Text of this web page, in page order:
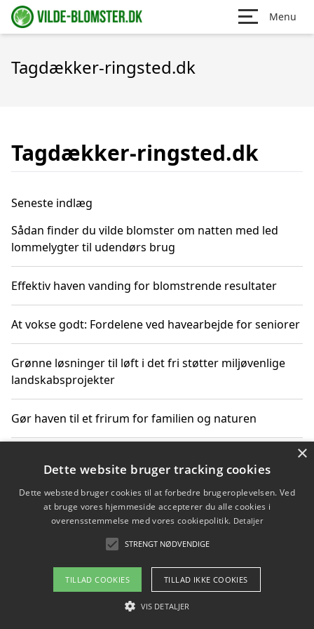
Menu
Tagdækker-ringsted.dk
Tagdækker-ringsted.dk
Seneste indlæg
Sådan finder du vilde blomster om natten med led
lommelygter til udendørs brug
Effektiv haven vanding for blomstrende resultater
At vokse godt: Fordelene ved havearbejde for seniorer
Grønne løsninger til løft i det fri støtter miljøvenlige
landskabsprojekter
Gør haven til et frirum for familien og naturen
Om / kontakt
Blog Betingelser
×
Dette website bruger tracking cookies
Dette websted bruger cookies til at forbedre brugeroplevelsen. Ved
at bruge vores hjemmeside accepterer du alle cookies i
overensstemmelse med vores cookiepolitik. Detaljer
STRENGT NØDVENDIGE
TILLAD COOKIES TILLAD IKKE COOKIES
VIS DETALJER